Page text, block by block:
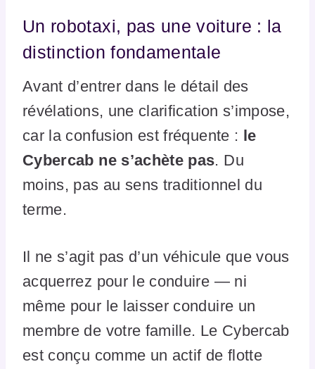
Un robotaxi, pas une voiture : la
distinction fondamentale
Avant d’entrer dans le détail des
révélations, une clarification s’impose,
car la confusion est fréquente : le
Cybercab ne s’achète pas. Du
moins, pas au sens traditionnel du
terme.
Il ne s’agit pas d’un véhicule que vous
acquerrez pour le conduire — ni
même pour le laisser conduire un
membre de votre famille. Le Cybercab
est conçu comme un actif de flotte